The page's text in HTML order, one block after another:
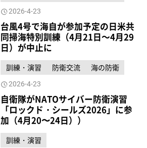
2026-4-23
台風4号で海自が参加予定の日米共
同掃海特別訓練（4月21日～4月29
日）が中止に
訓練・演習 防衛交流 海の防衛
2026-4-23
自衛隊がNATOサイバー防衛演習
「ロックド・シールズ2026」に参
加（4月20〜24日））
訓練・演習